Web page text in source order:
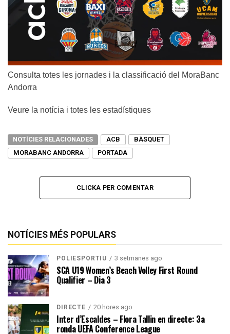
Consulta totes les jornades i la classificació del MoraBanc
Andorra
Veure la notícia i totes les estadístiques
NOTÍCIES RELACIONADES ACB
BÀSQUET
MORABANC ANDORRA
PORTADA
CLICKA PER COMENTAR
NOTÍCIES MÉS POPULARS
POLIESPORTIU 3 setmanes ago
SCA U19 Women’s Beach Volley First Round
Qualifier – Dia 3
DIRECTE 20 hores ago
Inter d’Escaldes – Flora Tallin en directe: 3a
ronda UEFA Conference League